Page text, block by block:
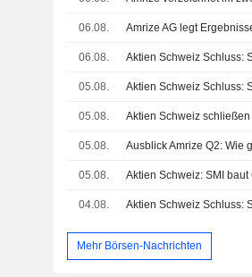
06.08.
06.08. Aktien Schweiz Schluss:
05.08. Aktien Schweiz Schluss:
05.08. Aktien Schweiz
05.08. Ausblick Amrize Q2: Wie
05.08. Aktien Schweiz: SMI
04.08. Aktien Schweiz Schluss:
Mehr Börsen-Nachrichten